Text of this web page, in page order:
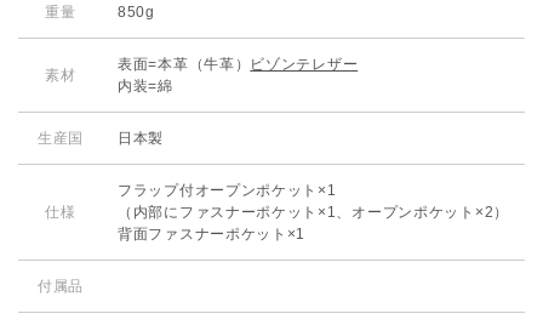
重量 850g
素材
表面=本革（牛革）
ビゾンテレザー
内装=綿
生産国 日本製
仕様
フラップ付オープンポケット×1
（内部にファスナーポケット×1、オープンポケット×2）
背面ファスナーポケット×1
付属品